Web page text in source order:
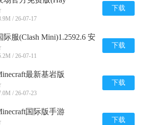
安卓最新版
/ 26-07-17
下载
服(Clash Mini)1.2592.6 安
/ 26-07-11
下载
最新基岩版
安卓免付费版
/ 26-07-23
下载
国际版手游
官方最新版
下载